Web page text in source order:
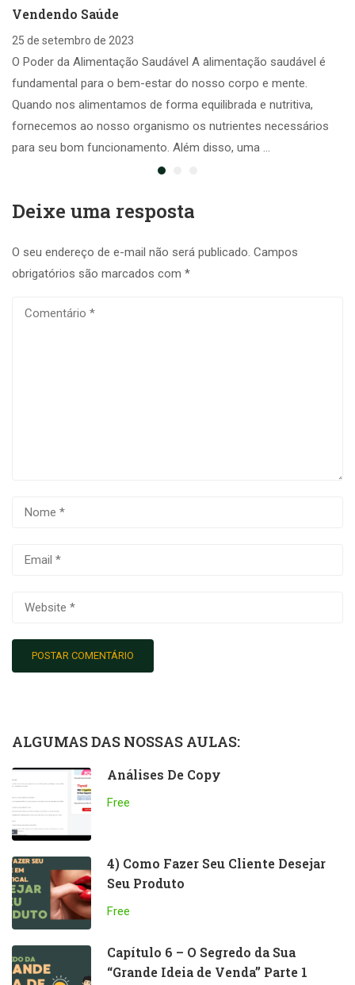
Vendendo Saúde
25 de setembro de 2023
O Poder da Alimentação Saudável A alimentação saudável é
fundamental para o bem-estar do nosso corpo e mente.
Quando nos alimentamos de forma equilibrada e nutritiva,
fornecemos ao nosso organismo os nutrientes necessários
para seu bom funcionamento. Além disso, uma …
Deixe uma resposta
O seu endereço de e-mail não será publicado. Campos
obrigatórios são marcados com *
ALGUMAS DAS NOSSAS AULAS:
Análises De Copy
Free
4) Como Fazer Seu Cliente Desejar
Seu Produto
Free
Capítulo 6 – O Segredo da Sua
“Grande Ideia de Venda” Parte 1